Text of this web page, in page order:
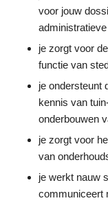
voor jouw
je zorgt voor
functie van
je ondersteunt
kennis van
onderbouwen
je zorgt voor
van
je werkt nauw
communiceert